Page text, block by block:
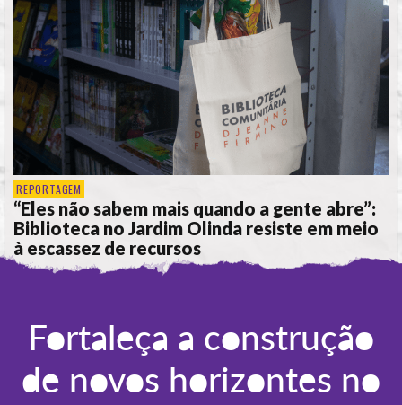
REPORTAGEM
“Eles não sabem mais quando a gente abre”:
Biblioteca no Jardim Olinda resiste em meio
à escassez de recursos
Fortaleça a construção
de novos horizontes no